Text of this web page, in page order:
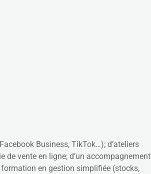
Business, TikTok…); d’ateliers
de vente en ligne; d’un accompagnement
en gestion simplifiée (stocks,